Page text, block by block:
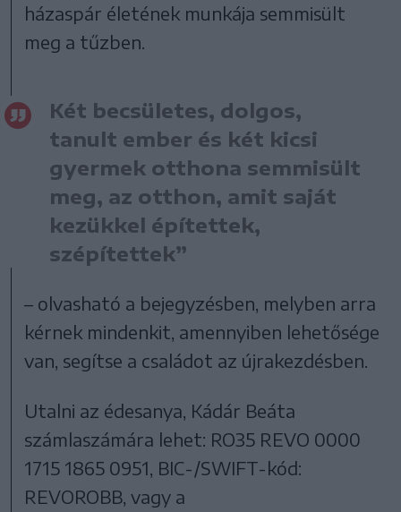
házaspár életének munkája semmisült
meg a tűzben.
Két becsületes, dolgos,
tanult ember és két kicsi
gyermek otthona semmisült
meg, az otthon, amit saját
kezükkel építettek,
szépítettek”
– olvasható a bejegyzésben, melyben arra
kérnek mindenkit, amennyiben lehetősége
van, segítse a családot az újrakezdésben.
Utalni az édesanya, Kádár Beáta
számlaszámára lehet: RO35 REVO 0000
1715 1865 0951, BIC-/SWIFT-kód:
REVOROBB, vagy a